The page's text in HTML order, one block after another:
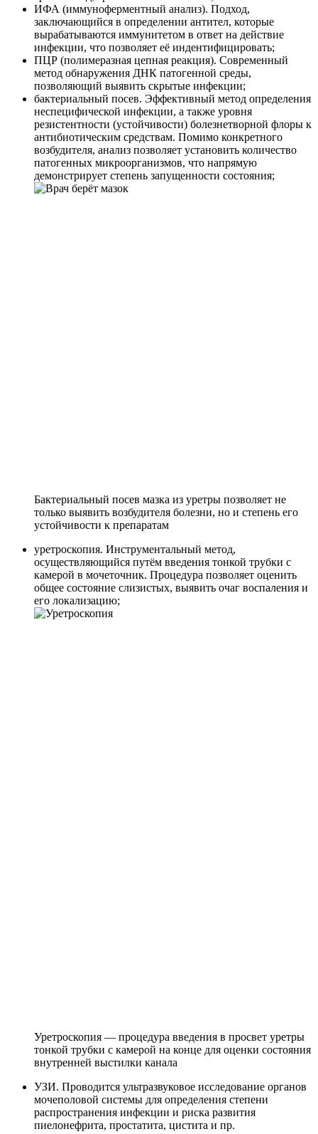
ИФА (иммуноферментный анализ). Подход,
заключающийся в определении антител, которые
вырабатываются иммунитетом в ответ на действие
инфекции, что позволяет её индентифицировать;
ПЦР (полимеразная цепная реакция). Современный
метод обнаружения ДНК патогенной среды,
позволяющий выявить скрытые инфекции;
бактериальный посев. Эффективный метод определения
неспецифической инфекции, а также уровня
резистентности (устойчивости) болезнетворной флоры к
антибиотическим средствам. Помимо конкретного
возбудителя, анализ позволяет установить количество
патогенных микроорганизмов, что напрямую
демонстрирует степень запущенности состояния;
Бактериальный посев мазка из уретры позволяет не
только выявить возбудителя болезни, но и степень его
устойчивости к препаратам
уретроскопия. Инструментальный метод,
осуществляющийся путём введения тонкой трубки с
камерой в мочеточник. Процедура позволяет оценить
общее состояние слизистых, выявить очаг воспаления и
его локализацию;
Уретроскопия — процедура введения в просвет уретры
тонкой трубки с камерой на конце для оценки состояния
внутренней выстилки канала
УЗИ. Проводится ультразвуковое исследование органов
мочеполовой системы для определения степени
распространения инфекции и риска развития
пиелонефрита, простатита, цистита и пр.